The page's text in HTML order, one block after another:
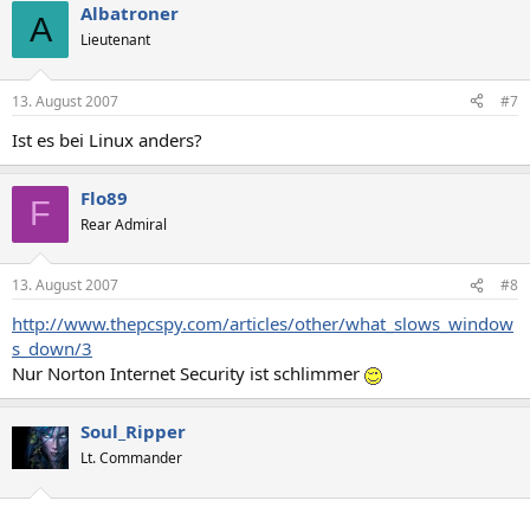
A Albatroner
Lieutenant
13. August 2007 #7
Ist es bei Linux anders?
F Flo89
Rear Admiral
13. August 2007 #8
http://www.thepcspy.com/articles/other/what_slows_window
s_down/3
Nur Norton Internet Security ist schlimmer
Soul_Ripper
Lt. Commander